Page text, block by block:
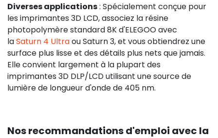
Diverses applications: Spécialement conçue pour
les imprimantes 3D LCD, associez la résine
photopolymère standard 8K d'ELEGOO avec
laSaturn 4 Ultraou Saturn 3, et vous obtiendrez une
surface plus lisse et des détails plus nets que jamais.
Elle convient largement à la plupart des
imprimantes 3D DLP/LCD utilisant une source de
lumière de longueur d'onde de 405 nm.
Nos recommandations d'emploi avec la